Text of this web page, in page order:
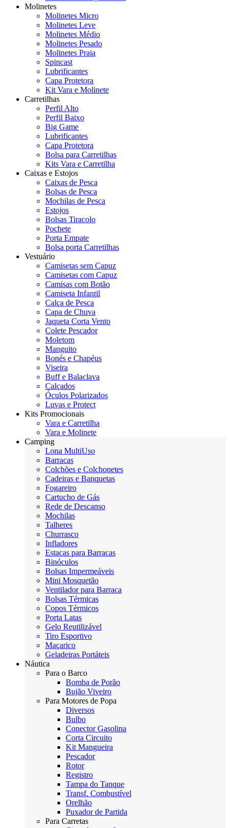
Molinetes
Molinetes Micro
Molinetes Leve
Molinetes Médio
Molinetes Pesado
Molinetes Praia
Spincast
Lubrificantes
Capa Protetora
Kit Vara e Molinete
Carretilhas
Perfil Alto
Perfil Baixo
Big Game
Lubrificantes
Capa Protetora
Bolsa para Carretilhas
Kits Vara e Carretilha
Caixas e Estojos
Caixas de Pesca
Bolsas de Pesca
Mochilas de Pesca
Estojos
Bolsas Tiracolo
Pochete
Porta Empate
Bolsa porta Carretilhas
Vestuário
Camisetas sem Capuz
Camisetas com Capuz
Camisas com Botão
Camiseta Infantil
Calça de Pesca
Capa de Chuva
Jaqueta Corta Vento
Colete Pescador
Moletom
Manguito
Bonés e Chapéus
Viseira
Buff e Balaclava
Calçados
Óculos Polarizados
Luvas e Protect
Kits Promocionais
Vara e Carretilha
Vara e Molinete
Camping
Lona MultiUso
Barracas
Colchões e Colchonetes
Cadeiras e Banquetas
Fogareiro
Cartucho de Gás
Rede de Descanso
Mochilas
Talheres
Churrasco
Infladores
Estacas para Barracas
Binóculos
Bolsas Impermeáveis
Mini Mosquetão
Ventilador para Barraca
Bolsas Térmicas
Copos Térmicos
Porta Latas
Gelo Reutilizável
Tiro Esportivo
Maçarico
Geladeiras Portáteis
Náutica
Para o Barco
Bomba de Porão
Bujão Viveiro
Para Motores de Popa
Diversos
Bulbo
Conector Gasolina
Corta Circuito
Kit Mangueira
Pescador
Rotor
Registro
Tampa do Tanque
Transf. Combustível
Orelhão
Puxador de Partida
Para Carretas